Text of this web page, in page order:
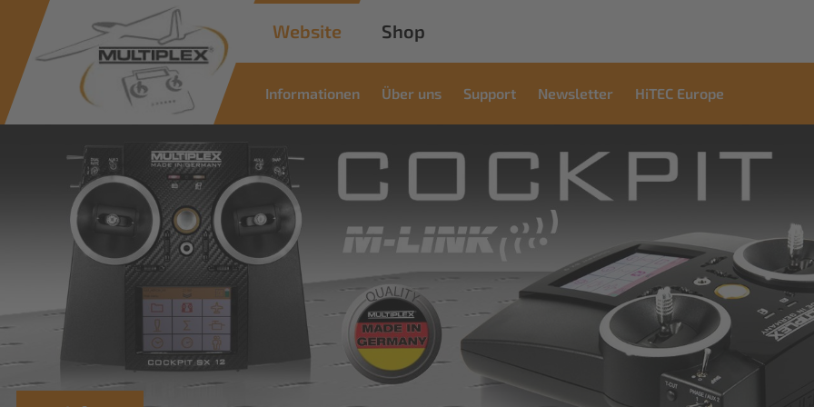
Website Shop
Informationen Über uns Support Newsletter HiTEC Europe
Commercial
Solutions
Innovative Lösungen für industrielle
Anwendungen
Mehr erfahren